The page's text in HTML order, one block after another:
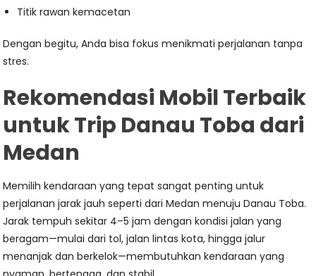
Titik rawan kemacetan
Dengan begitu, Anda bisa fokus menikmati perjalanan tanpa
stres.
Rekomendasi Mobil Terbaik
untuk Trip Danau Toba dari
Medan
Memilih kendaraan yang tepat sangat penting untuk
perjalanan jarak jauh seperti dari Medan menuju Danau Toba.
Jarak tempuh sekitar 4–5 jam dengan kondisi jalan yang
beragam—mulai dari tol, jalan lintas kota, hingga jalur
menanjak dan berkelok—membutuhkan kendaraan yang